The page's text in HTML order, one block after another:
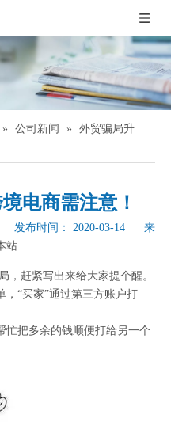
» 公司新闻 »
外贸骗局升
电商需注意！
发布时间： 2020-03-14 来
站
，赶紧写出来给大家提个醒。
“买家”通过第三方账户打
忙把多余的钱顺便打给另一个